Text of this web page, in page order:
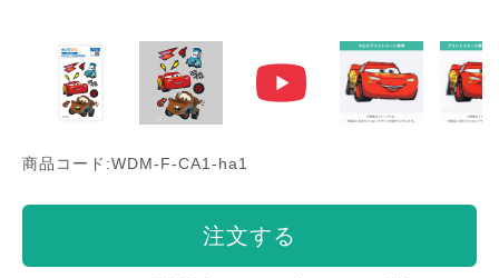
商品コード:WDM-F-CA1-ha1
注文する